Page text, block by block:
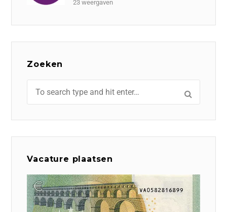
23 weergaven
Zoeken
Vacature plaatsen